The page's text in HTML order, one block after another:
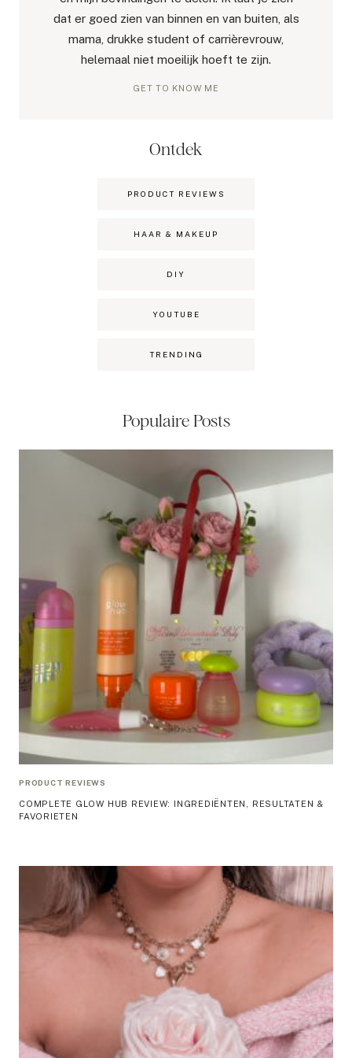
dat er goed zien van binnen en van buiten, als
mama, drukke student of carrièrevrouw,
helemaal niet moeilijk hoeft te zijn.
GET TO KNOW ME
Ontdek
PRODUCT REVIEWS
HAAR & MAKEUP
DIY
YOUTUBE
TRENDING
Populaire Posts
PRODUCT REVIEWS
COMPLETE GLOW HUB REVIEW: INGREDIËNTEN, RESULTATEN &
FAVORIETEN